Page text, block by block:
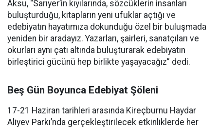
Aksu, “Sarıyer’in kıyılarında, sözcüklerin insanları
buluşturduğu, kitapların yeni ufuklar açtığı ve
edebiyatın hayatımıza dokunduğu özel bir buluşmada
yeniden bir aradayız. Yazarları, şairleri, sanatçıları ve
okurları aynı çatı altında buluşturarak edebiyatın
birleştirici gücünü hep birlikte yaşayacağız” dedi.
Beş Gün Boyunca Edebiyat Şöleni
17-21 Haziran tarihleri arasında Kireçburnu Haydar
Aliyev Parkı’nda gerçekleştirilecek etkinliklerde her